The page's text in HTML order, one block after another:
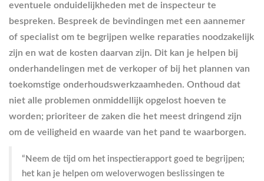
eventuele onduidelijkheden met de inspecteur te
bespreken. Bespreek de bevindingen met een aannemer
of specialist om te begrijpen welke reparaties noodzakelijk
zijn en wat de kosten daarvan zijn. Dit kan je helpen bij
onderhandelingen met de verkoper of bij het plannen van
toekomstige onderhoudswerkzaamheden. Onthoud dat
niet alle problemen onmiddellijk opgelost hoeven te
worden; prioriteer de zaken die het meest dringend zijn
om de veiligheid en waarde van het pand te waarborgen.
“Neem de tijd om het inspectierapport goed te begrijpen;
het kan je helpen om weloverwogen beslissingen te